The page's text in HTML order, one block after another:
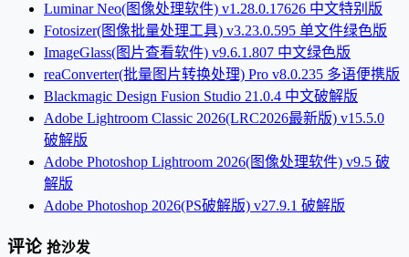
Luminar Neo(图像处理软件) v1.28.0.17626 中文特别版
Fotosizer(图像批量处理工具) v3.23.0.595 单文件绿色版
ImageGlass(图片查看软件) v9.6.1.807 中文绿色版
reaConverter(批量图片转换处理) Pro v8.0.235 多语便携版
Blackmagic Design Fusion Studio 21.0.4 中文破解版
Adobe Lightroom Classic 2026(LRC2026最新版) v15.5.0
破解版
Adobe Photoshop Lightroom 2026(图像处理软件) v9.5 破
解版
Adobe Photoshop 2026(PS破解版) v27.9.1 破解版
评论 抢沙发